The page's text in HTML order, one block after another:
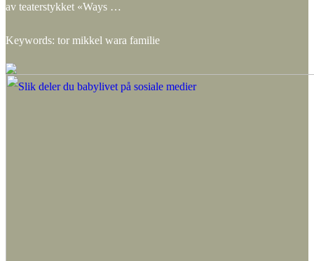
av teaterstykket «Ways …
Keywords: tor mikkel wara familie